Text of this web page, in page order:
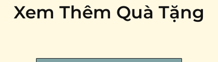
Xem Thêm Quà Tặng